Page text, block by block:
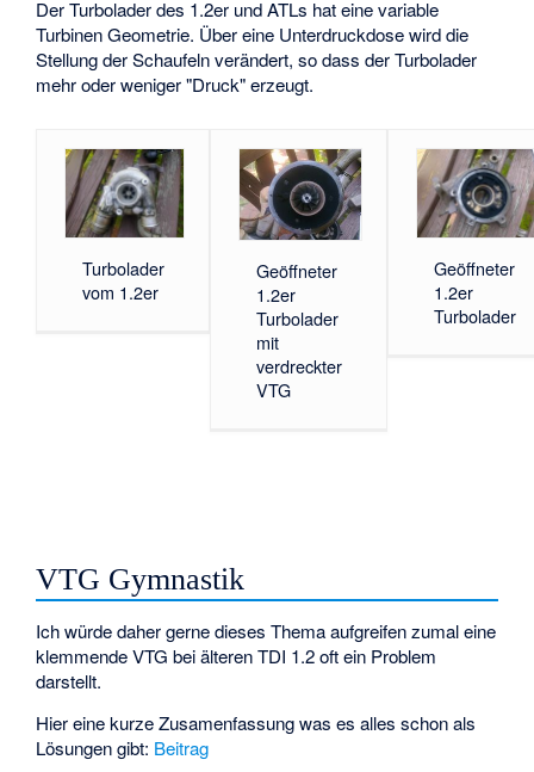
Der Turbolader des 1.2er und ATLs hat eine variable
Turbinen Geometrie. Über eine Unterdruckdose wird die
Stellung der Schaufeln verändert, so dass der Turbolader
mehr oder weniger "Druck" erzeugt.
Turbolader
vom 1.2er
Geöffneter
1.2er
Turbolader
mit
verdreckter
VTG
Geöffneter
1.2er
Turbolader
VTG Gymnastik
Ich würde daher gerne dieses Thema aufgreifen zumal eine
klemmende VTG bei älteren TDI 1.2 oft ein Problem
darstellt.
Hier eine kurze Zusamenfassung was es alles schon als
Lösungen gibt: Beitrag